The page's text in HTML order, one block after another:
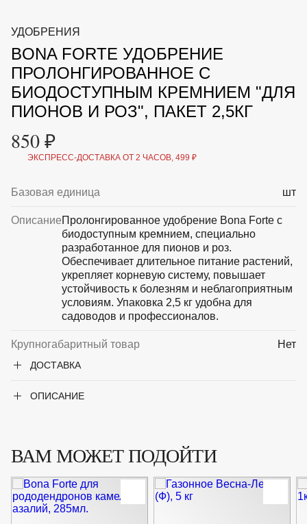
МАЛАЯ МЕХАНИЗАЦИЯ
ОТПУГИВАТЕЛИ ОТ ПТИЦ, НАСЕКОМЫХ И
ГРЫЗУНОВ
САДОВАЯ ОДЕЖДА И ОБУВЬ
САДОВЫЙ ИНСТРУМЕНТ
СЕМЕНА
СРЕДСТВА ЗАЩИТЫ РАСТЕНИЙ И УДОБРЕНИЯ
ТОВАРЫ ДЛЯ БАНЬ И САУН
ТОВАРЫ ДЛЯ ПОЛИВА
ТОВАРЫ ДЛЯ ТУРИЗМА И ПИКНИКА
ТОВАРЫ И АПТЕКА ДЛЯ ПРУДА
УХОД
+7 (495) 197 87
87
УДОБРЕНИЯ
BONA FORTE УДОБРЕНИЕ
ПРОЛОНГИРОВАННОЕ С
БИОДОСТУПНЫМ КРЕМНИЕМ "ДЛЯ
ПИОНОВ И РОЗ", ПАКЕТ 2,5КГ
850 ₽
ЭКСПРЕСС-ДОСТАВКА ОТ 2 ЧАСОВ, 499 ₽
Базовая единица шт
ОписаниеПролонгированное удобрение Bona Forte с
биодоступным кремнием, специально
разработанное для пионов и роз.
Обеспечивает длительное питание растений,
укрепляет корневую систему, повышает
устойчивость к болезням и неблагоприятным
условиям. Упаковка 2,5 кг удобна для
садоводов и профессионалов.
Крупногабаритный товар Нет
ДОСТАВКА
ОПИСАНИЕ
ВАМ МОЖЕТ ПОДОЙТИ